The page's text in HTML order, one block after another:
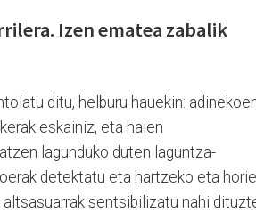
Izen ematea zabalik
ditu, helburu hauekin:
eskainiz, eta haien
lagunduko duten laguntza-
detektatu eta hartzeko eta
sentsibilizatu nahi